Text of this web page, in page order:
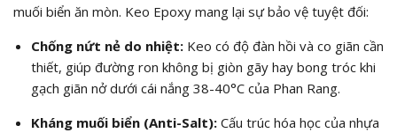
muối biển ăn mòn. Keo Epoxy mang lại sự bảo vệ tuyệt đối:
Chống nứt nẻ do nhiệt:Keo có độ đàn hồi và co giãn cần
thiết, giúp đường ron không bị giòn gãy hay bong tróc khi
gạch giãn nở dưới cái nắng 38-40°C của Phan Rang.
Kháng muối biển (Anti-Salt):Cấu trúc hóa học của nhựa